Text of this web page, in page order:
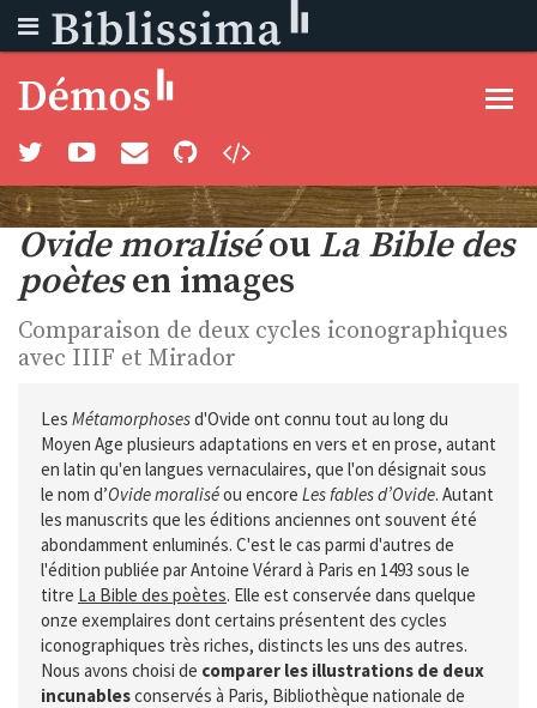
Ovide moraliséou La Bible des
poètesen images
Comparaison de deux cycles iconographiques
avec IIIF et Mirador
Les Métamorphosesd'Ovide ont connu tout au long du
Moyen Age plusieurs adaptations en vers et en prose, autant
en latin qu'en langues vernaculaires, que l'on désignait sous
le nom d’Ovide moraliséou encore Les fables d’Ovide. Autant
les manuscrits que les éditions anciennes ont souvent été
abondamment enluminés. C'est le cas parmi d'autres de
l'édition publiée par Antoine Vérard à Paris en 1493 sous le
titre La Bible des poètes. Elle est conservée dans quelque
onze exemplaires dont certains présentent des cycles
iconographiques très riches, distincts les uns des autres.
Nous avons choisi de comparer les illustrations de deux
incunablesconservés à Paris, Bibliothèque nationale de